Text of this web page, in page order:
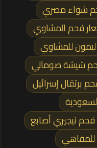
شواء مصري
فحم المشاوي
للمشاوي
شيشة صومالي
برتقال إسرائيل
فحم نيجيري أصابع
للمقاهي